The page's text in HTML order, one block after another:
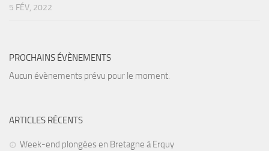
5 FÉV, 2022
PROCHAINS ÉVÈNEMENTS
Aucun évènements prévu pour le moment.
ARTICLES RÉCENTS
Week-end plongées en Bretagne à Erquy